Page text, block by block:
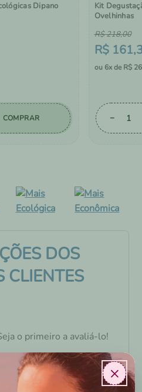
×
Dipano
COMPRAR
Kit
Ovelhinhas
R$ 161,
R$218,00
6 R$ 26
－
DOS
CLIENTES
o primeiro a avaliá-lo!